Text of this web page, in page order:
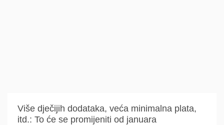
Više dječijih dodataka, veća minimalna plata,
itd.: To će se promijeniti od januara